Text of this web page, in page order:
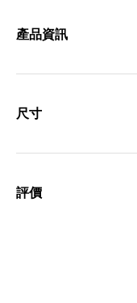
產品資訊
尺寸
評價